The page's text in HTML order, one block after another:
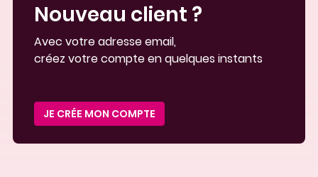
Nouveau client ?
Avec votre adresse email,
créez votre compte en quelques instants
JE CRÉE MON COMPTE